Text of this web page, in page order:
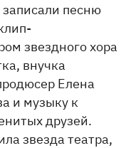
записали песню
звездного хора
внучка
Елена
и музыку к
друзей.
звезда театра,